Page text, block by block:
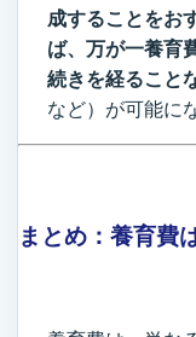
成することをお
ば、万が一養育
続きを経ること
など）が可能に
まとめ：養育費